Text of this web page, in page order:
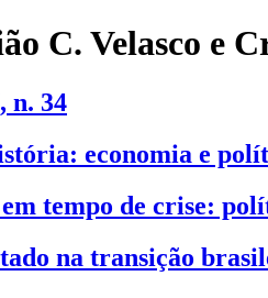
C. Velasco e
n. 34
economia e
tempo de crise:
na transição